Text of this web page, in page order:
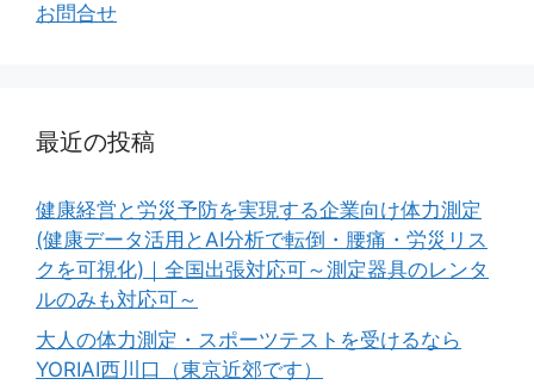
お問合せ
最近の投稿
健康経営と労災予防を実現する企業向け体力測定
(健康データ活用とAI分析で転倒・腰痛・労災リス
クを可視化)｜全国出張対応可～測定器具のレンタ
ルのみも対応可～
大人の体力測定・スポーツテストを受けるなら
YORIAI西川口（東京近郊です）